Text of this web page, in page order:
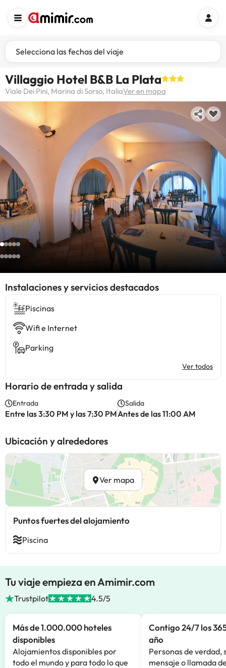
Selecciona las fechas del viaje
Villaggio Hotel B&B La Plata
Viale Dei Pini, Marina di Sorso, ItaliaVer en mapa
Instalaciones y servicios destacados
Piscinas
Wifi e Internet
Parking
Ver todos
Horario de entrada y salida
Entrada
Entre las 3:30 PM y las 7:30 PM
Salida
Antes de las 11:00 AM
Ubicación y alrededores
Ver mapa
Puntos fuertes del alojamiento
Piscina
Tu viaje empieza en Amimir.com
Trustpilot 4.5/5
Más de 1.000.000 hoteles
disponibles
Alojamientos disponibles por
todo el mundo y para todo lo que
Contigo 24/7 los
año
Personas de verdad,
mensaje o llamada